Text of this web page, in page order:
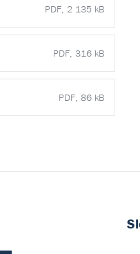
PDF, 2 135 kB
PDF, 316 kB
PDF, 86 kB